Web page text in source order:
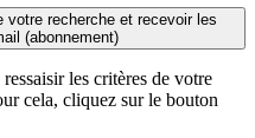
recherche et recevoir les
(abonnement)
les critères de votre
cela, cliquez sur le bouton